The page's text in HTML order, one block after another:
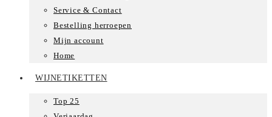
Service & Contact
Bestelling herroepen
Mijn account
Home
WIJNETIKETTEN
Top 25